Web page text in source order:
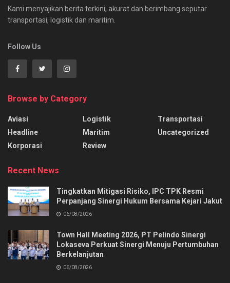
Kami menyajikan berita terkini, akurat dan berimbang seputar
transportasi, logistik dan maritim.
Follow Us
Browse by Category
Aviasi
Headline
Korporasi
Logistik
Maritim
Review
Transportasi
Uncategorized
Recent News
Tingkatkan Mitigasi Risiko, IPC TPK Resmi
Perpanjang Sinergi Hukum Bersama Kejari Jakut
06/08/2026
Town Hall Meeting 2026, PT Pelindo Sinergi
Lokaseva Perkuat Sinergi Menuju Pertumbuhan
Berkelanjutan
06/08/2026